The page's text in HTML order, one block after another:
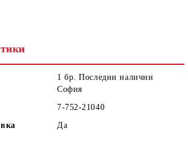
1 бр. Последни налични
София
7-752-21040
Да